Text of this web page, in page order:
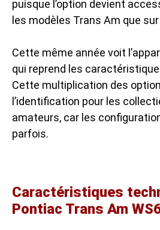
puisque l’option devient
les modèles Trans Am que
Cette même année voit
qui reprend les
Cette multiplication des
l’identification pour les
amateurs, car les
parfois.
Caractéristiques
Pontiac Trans Am